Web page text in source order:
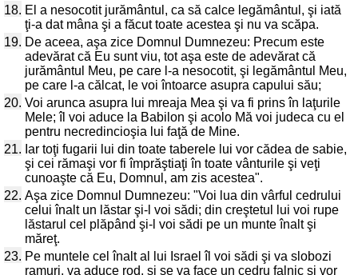
18. El a nesocotit jurământul, ca să calce legământul, şi iată
ţi-a dat mâna şi a făcut toate acestea şi nu va scăpa.
19. De aceea, aşa zice Domnul Dumnezeu: Precum este
adevărat că Eu sunt viu, tot aşa este de adevărat că
jurământul Meu, pe care l-a nesocotit, şi legământul Meu,
pe care l-a călcat, le voi întoarce asupra capului său;
20. Voi arunca asupra lui mreaja Mea şi va fi prins în laţurile
Mele; îl voi aduce la Babilon şi acolo Mă voi judeca cu el
pentru necredincioşia lui faţă de Mine.
21. Iar toţi fugarii lui din toate taberele lui vor cădea de sabie,
şi cei rămaşi vor fi împrăştiaţi în toate vânturile şi veţi
cunoaşte că Eu, Domnul, am zis acestea".
22. Aşa zice Domnul Dumnezeu: "Voi lua din vârful cedrului
celui înalt un lăstar şi-l voi sădi; din creştetul lui voi rupe
lăstarul cel plăpând şi-l voi sădi pe un munte înalt şi
măreţ.
23. Pe muntele cel înalt al lui Israel îl voi sădi şi va slobozi
ramuri, va aduce rod, şi se va face un cedru falnic şi vor